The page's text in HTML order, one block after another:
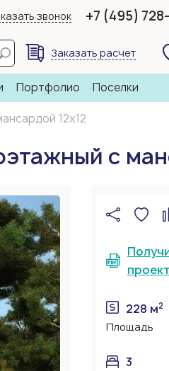
звонок +7 (495)
Заказать расчет
Портфолио Поселки
12х12
с
228 м2
Площадь
3